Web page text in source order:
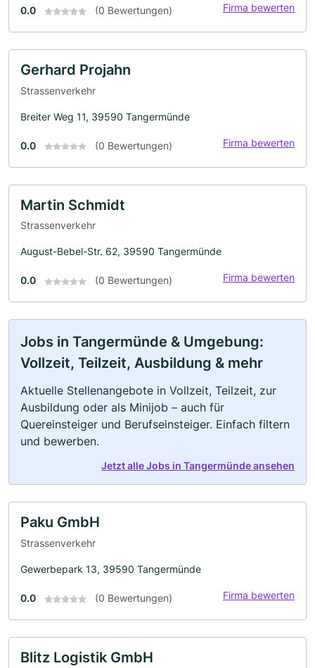
0.0 (0 Bewertungen) Firma bewerten
Gerhard Projahn
Strassenverkehr
Breiter Weg 11, 39590 Tangermünde
0.0 (0 Bewertungen) Firma bewerten
Martin Schmidt
Strassenverkehr
August-Bebel-Str. 62, 39590 Tangermünde
0.0 (0 Bewertungen) Firma bewerten
Jobs in Tangermünde & Umgebung:
Vollzeit, Teilzeit, Ausbildung & mehr
Aktuelle Stellenangebote in Vollzeit, Teilzeit, zur
Ausbildung oder als Minijob – auch für
Quereinsteiger und Berufseinsteiger. Einfach filtern
und bewerben.
Jetzt alle Jobs in Tangermünde ansehen
Paku GmbH
Strassenverkehr
Gewerbepark 13, 39590 Tangermünde
0.0 (0 Bewertungen) Firma bewerten
Blitz Logistik GmbH